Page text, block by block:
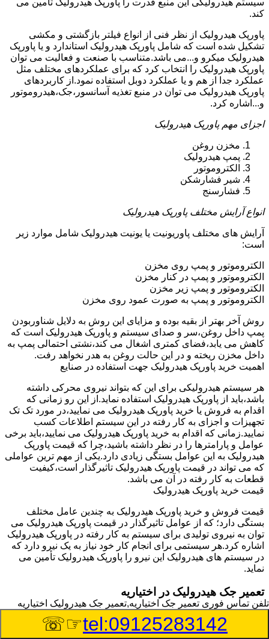
سیستم هیدرولیکی این منبع قدرت را پاورپک هیدرولیک تأمین می
کند.
پاورپک هیدرولیک از نظر فنی از انواع فیلتر بازگشتی و مکشی
تشکیل شده است که شامل پاورپک هیدرولیک استاندارد و یا پاورپک
هیدرولیک میکرو و...می باشد.متناسب با صنعت و فعالیت می توان
پاورپک هیدرولیک را انتخاب کرد که برای عملکردهای مختلف مثل
عملکرد جدا از هم و یا عملکرد دوبل استفاده نمود.از کاربردهای
پاورپک هیدرولیک می توان در منبع تغذیه آسانسور،جک،هیدروموتور
و...اشاره کرد.
اجزای مهم پاورپک هیدرولیک
مخزن روغن
پمپ هیدرولیک
الکتروموتور
شیر فشارشکن
فشارسنج
انواع آرایش مختلف پاورپک هیدرولیک
آرایش های مختلف پاوریونیت یا یونیت هیدرولیک شامل موارد زیر
است:
الکتروموتور و پمپ روی مخزن
الکتروموتور و پمپ در کنار مخزن
الکتروموتور و پمپ زیر مخزن
الکتروموتور و پمپ به صورت عمود روی مخزن
روش آخر بهتر از بقیه بوده و مزایای این روش به دلایل شناوربودن
پمپ داخل روغن،سر و صدای سیستم و پاورپک هیدرولیک است که
کاهش می یابد،فضای کمتری اشغال می کند،نشتی احتمالی پمپ به
داخل مخزن ریخته و در این حالت روغن به هدر نخواهد رفت.
اهمیت خرید پاورپک هیدرولیک جهت استفاده در صنایع
هر سیستم هیدرولیکی برای این که بتواند نیروی محرکی داشته
باشد،باید از پاورپک هیدرولیک استفاده نماید.از این رو زمانی که
اقدام به فروش یا خرید پاورپک هیدرولیک می نمایید،در مورد تک تک
تجهیزات و اجزای به کار رفته در این سیستم اطلاعات کسب
نمایید.زمانی که اقدام به خرید پاورپک هیدرولیک می نمایید،باید برخی
عوامل و پارامترها را در نظر داشته باشید،چرا که قیمت پاورپک
هیدرولیک به این عوامل بستگی زیادی دارد.یکی از مهم ترین عواملی
که می تواند در قیمت پاورپک هیدرولیک تاثیرگذار است،کیفیت
قطعات به کار رفته در آن می باشد.
قیمت خرید پاورپک هیدرولیک
قیمت فروش و خرید پاورپک هیدرولیک به چندین عامل مختلف
بستگی دارد؛ که از عوامل تاثیرگذار در قیمت پاورپک هیدرولیک می
توان به نیروی تولیدی برای سیستم به کار رفته در پاورپک هیدرولیک
اشاره کرد.هر سیستمی برای انجام کار خود نیاز به یک نیرو دارد که
در سیستم های هیدرولیک این نیرو را پاورپک هیدرولیک تأمین می
نماید.
تعمیر جک هیدرولیک در اختیاریه
وسیله‎ای که با عملکرد خود موجب بلند شدن اهرم و یا وزن سنگین
در یک قسمت می گردد را جک هیدرولیک می نامند.جک هیدرولیک
تلفن تماس فوری تعمیر جک اختیاریه,تعمیر جک هیدرولیک اختیاریه
tel:09125283142
☞☏